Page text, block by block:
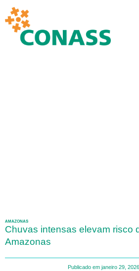
AMAZONAS
Chuvas intensas elevam risco
Amazonas
Publicado em janeiro 29, 2026